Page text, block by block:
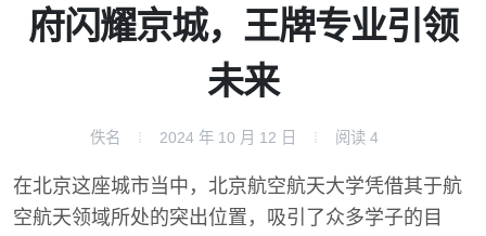
府闪耀京城，王牌专业引领
未来
佚名 2024 年 10 月 12 日 阅读 4
在北京这座城市当中，北京航空航天大学凭借其于航
空航天领域所处的突出位置，吸引了众多学子的目